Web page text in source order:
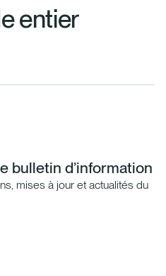
entier
bulletin d’information
mises à jour et actualités du